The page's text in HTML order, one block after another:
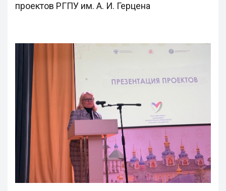
проектов РГПУ им. А. И. Герцена